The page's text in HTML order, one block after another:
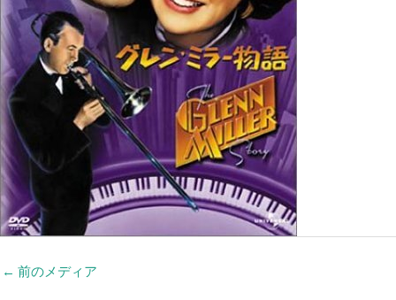
← 前のメディア